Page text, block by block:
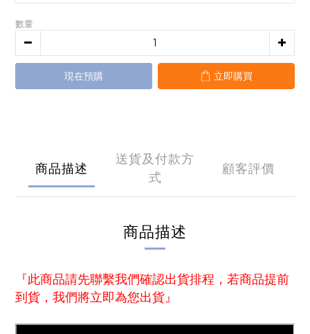
數量
現在預購 立即購買
商品描述
送貨及付款方
式
顧客評價
商品描述
『此商品請先聯繫我們確認出貨排程，若商品提前
到貨，我們將立即為您出貨』